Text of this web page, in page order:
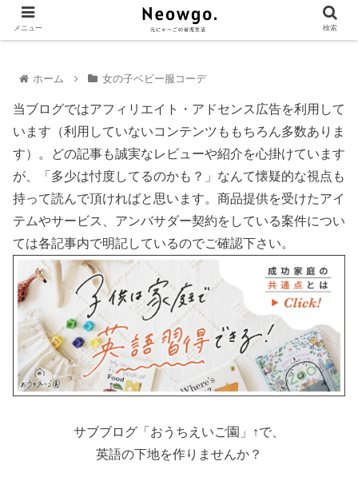
ホーム 女の子ベビー服コーデ
当ブログではアフィリエイト・アドセンス広告を利用して
います（利用していないコンテンツももちろん多数ありま
す）。どの記事も誠実なレビューや紹介を心掛けています
が、「多少は忖度してるのかも？」なんて懐疑的な視点も
持って読んで頂ければと思います。商品提供を受けたアイ
テムやサービス、アンバサダー契約をしている案件につい
ては各記事内で明記しているのでご確認下さい。
サブブログ「おうちえいご園」↑で、
英語の下地を作りませんか？
メニュー 検索